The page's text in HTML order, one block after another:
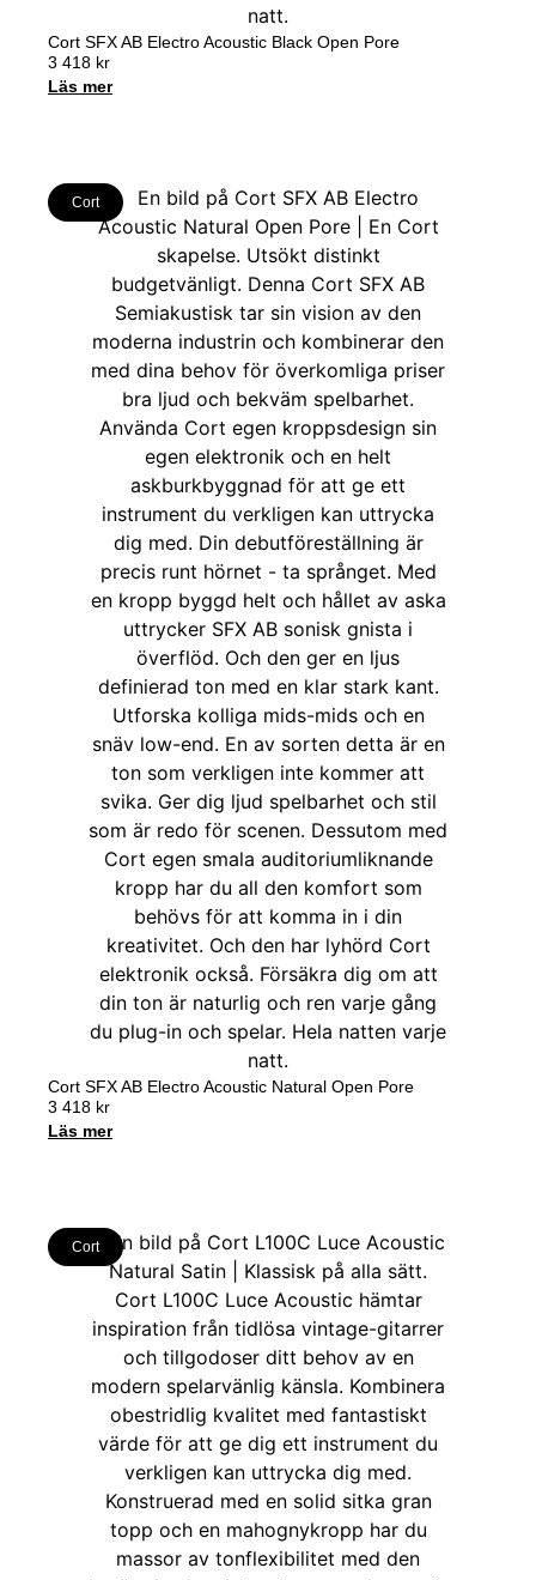
Cort SFX AB Electro Acoustic Black Open Pore
3 418 kr
Läs mer
Cort
Cort SFX AB Electro Acoustic Natural Open Pore
3 418 kr
Läs mer
Cort